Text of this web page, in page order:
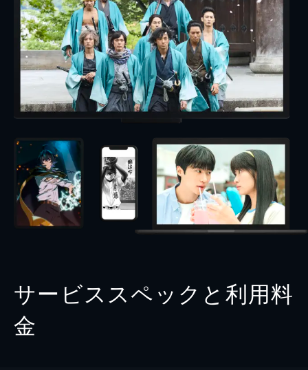
サービススペックと利用料
金